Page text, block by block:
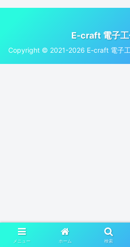
E-craft 電子
Copyright © 2021-2026 E-craft 電子
メニュー ホーム 検索